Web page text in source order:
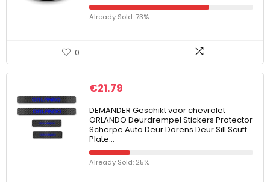
Already Sold: 73%
0
€21.79
DEMANDER Geschikt voor chevrolet
ORLANDO Deurdrempel Stickers Protector
Scherpe Auto Deur Dorens Deur Sill Scuff
Plate…
Already Sold: 25%